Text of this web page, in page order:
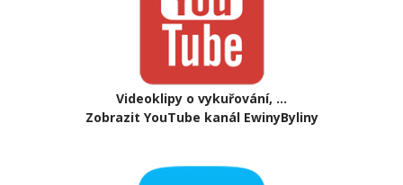
Videoklipy o vykuřování, ...
Zobrazit YouTube kanál EwinyByliny